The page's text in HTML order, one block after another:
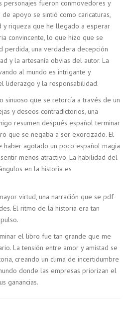
personajes fueron conmovedores y
apoyo se sintió como caricaturas,
y riqueza que he llegado a esperar
convincente, lo que hizo que se
perdida, una verdadera decepción
y la artesanía obvias del autor. La
al mundo es intrigante y
liderazgo y la responsabilidad.
sinuoso que se retorcía a través de un
y deseos contradictorios, una
resumen después español terminar
que se negaba a ser exorcizado. El
haber agotado un poco español magia
menos atractivo. La habilidad del
en la historia es
virtud, una narración que se pdf
El ritmo de la historia era tan
el libro fue tan grande que me
La tensión entre amor y amistad se
creando un clima de incertidumbre
donde las empresas priorizan el
ganancias.